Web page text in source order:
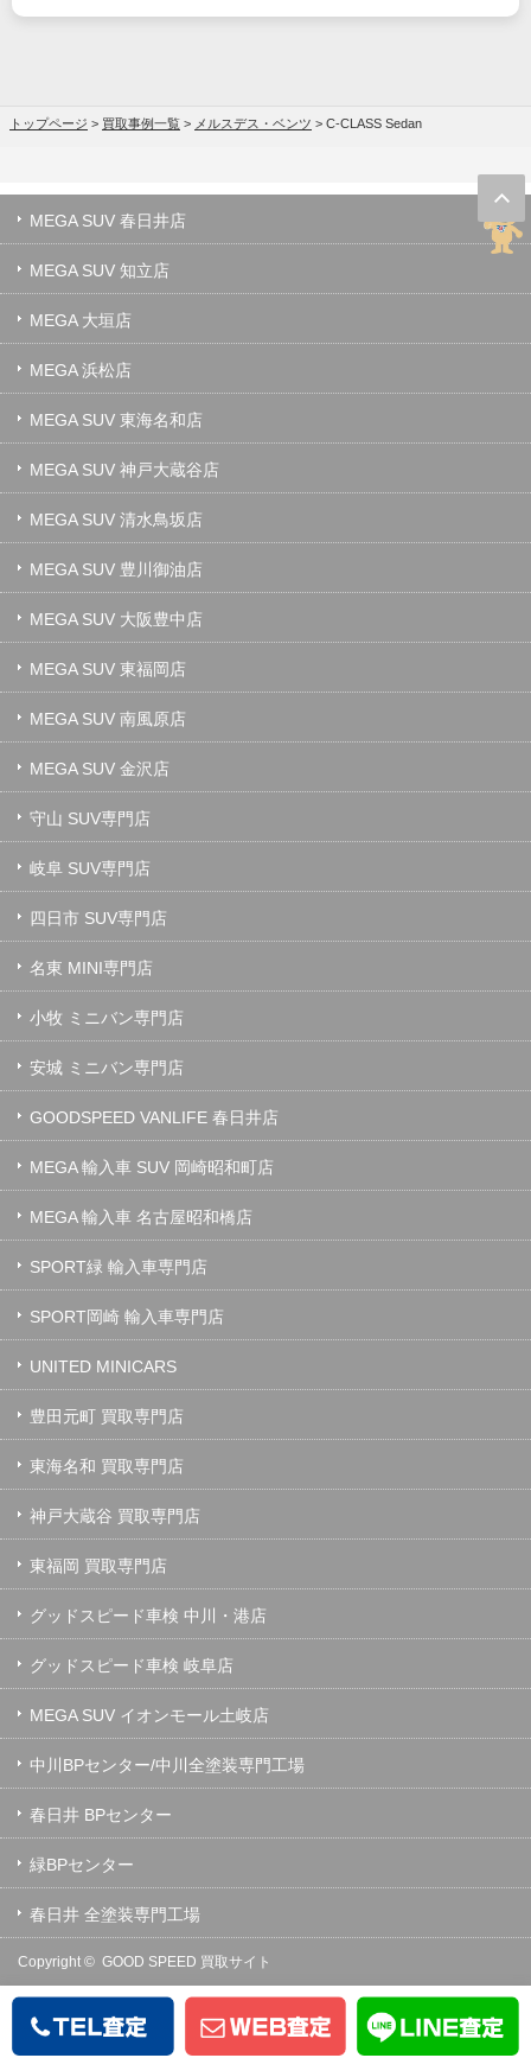
トップページ > 買取事例一覧 > メルスデス・ベンツ > C-CLASS Sedan
MEGA SUV 春日井店
MEGA SUV 知立店
MEGA 大垣店
MEGA 浜松店
MEGA SUV 東海名和店
MEGA SUV 神戸大蔵谷店
MEGA SUV 清水鳥坂店
MEGA SUV 豊川御油店
MEGA SUV 大阪豊中店
MEGA SUV 東福岡店
MEGA SUV 南風原店
MEGA SUV 金沢店
守山 SUV専門店
岐阜 SUV専門店
四日市 SUV専門店
名東 MINI専門店
小牧 ミニバン専門店
安城 ミニバン専門店
GOODSPEED VANLIFE 春日井店
MEGA 輸入車 SUV 岡崎昭和町店
MEGA 輸入車 名古屋昭和橋店
SPORT緑 輸入車専門店
SPORT岡崎 輸入車専門店
UNITED MINICARS
豊田元町 買取専門店
東海名和 買取専門店
神戸大蔵谷 買取専門店
東福岡 買取専門店
グッドスピード車検 中川・港店
グッドスピード車検 岐阜店
MEGA SUV イオンモール土岐店
中川BPセンター/中川全塗装専門工場
春日井 BPセンター
緑BPセンター
春日井 全塗装専門工場
Copyright © GOOD SPEED 買取サイト